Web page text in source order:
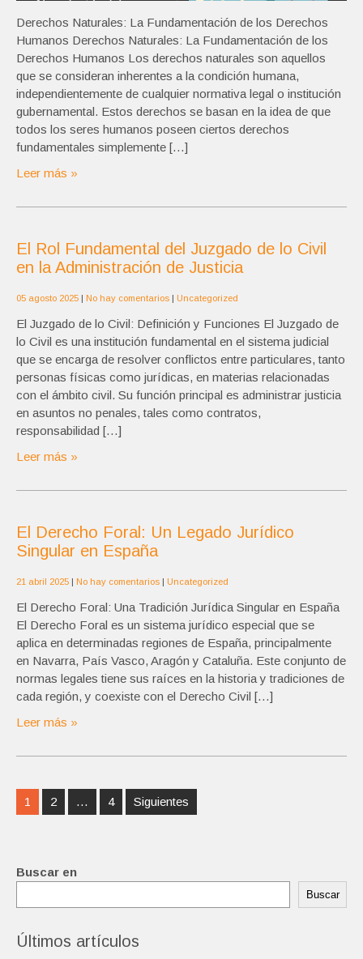
Derechos Naturales: La Fundamentación de los Derechos
Humanos Derechos Naturales: La Fundamentación de los
Derechos Humanos Los derechos naturales son aquellos
que se consideran inherentes a la condición humana,
independientemente de cualquier normativa legal o institución
gubernamental. Estos derechos se basan en la idea de que
todos los seres humanos poseen ciertos derechos
fundamentales simplemente […]
Leer más »
El Rol Fundamental del Juzgado de lo Civil
en la Administración de Justicia
05 agosto 2025 | No hay comentarios | Uncategorized
El Juzgado de lo Civil: Definición y Funciones El Juzgado de
lo Civil es una institución fundamental en el sistema judicial
que se encarga de resolver conflictos entre particulares, tanto
personas físicas como jurídicas, en materias relacionadas
con el ámbito civil. Su función principal es administrar justicia
en asuntos no penales, tales como contratos,
responsabilidad […]
Leer más »
El Derecho Foral: Un Legado Jurídico
Singular en España
21 abril 2025 | No hay comentarios | Uncategorized
El Derecho Foral: Una Tradición Jurídica Singular en España
El Derecho Foral es un sistema jurídico especial que se
aplica en determinadas regiones de España, principalmente
en Navarra, País Vasco, Aragón y Cataluña. Este conjunto de
normas legales tiene sus raíces en la historia y tradiciones de
cada región, y coexiste con el Derecho Civil […]
Leer más »
Navegación
de
1 2 … 4 Siguientes
Buscar en
Buscar
Últimos artículos